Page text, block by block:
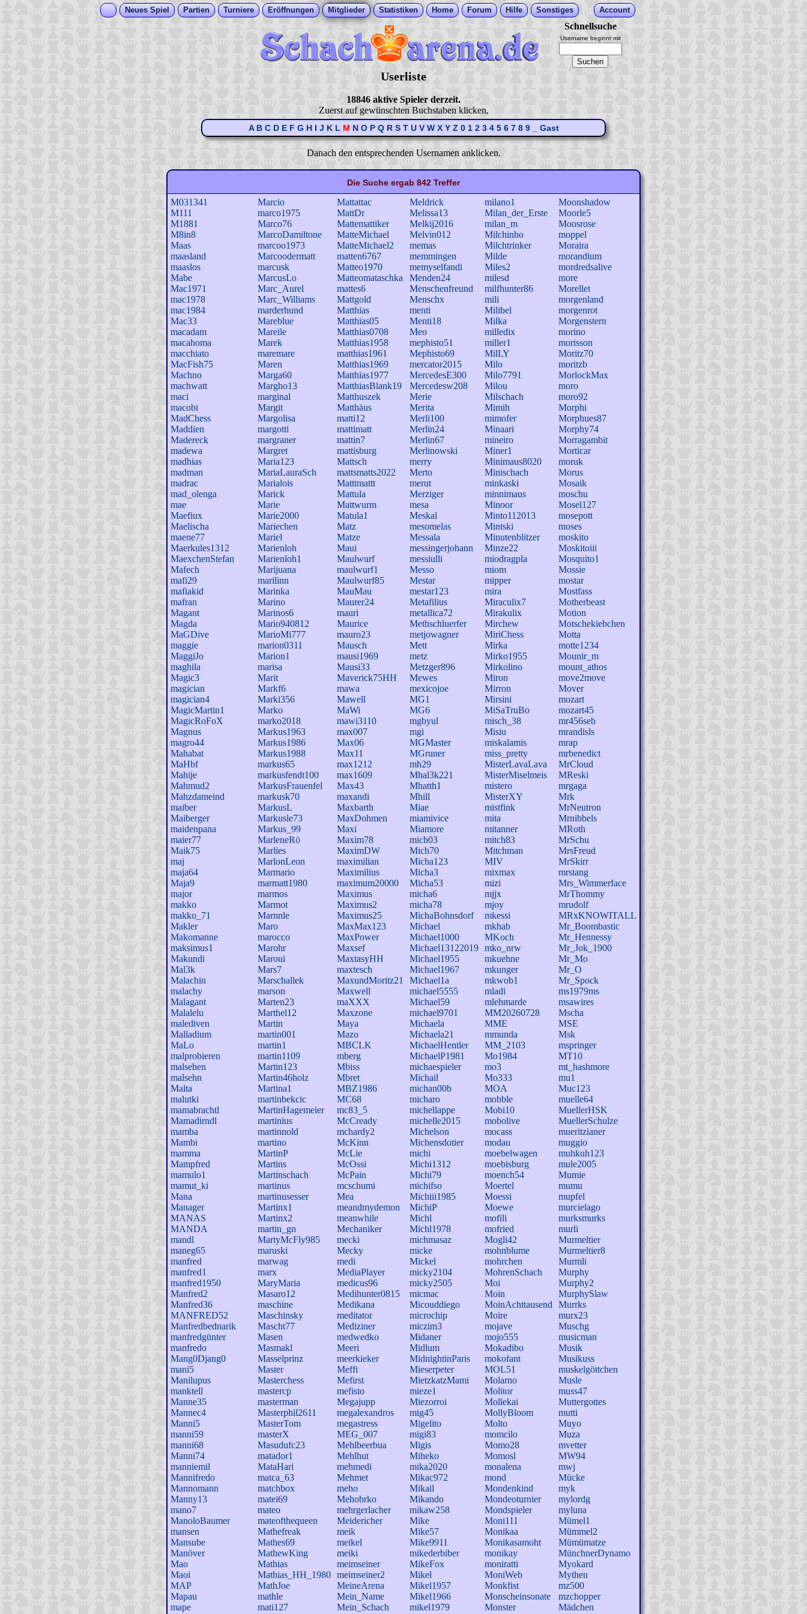
Neues Spiel Partien Turniere Eröffnungen Mitglieder Statistiken Home Forum Hilfe Sonstiges Account
Schnellsuche
Username beginnt mit
Userliste
18846 aktive Spieler derzeit.
Zuerst auf gewünschten Buchstaben klicken,
A B C D E F G H I J K L M N O P Q R S T U V W X Y Z 0 1 2 3 4 5 6 7 8 9 Gast
Danach den entsprechenden Usernamen anklicken.
Die Suche ergab 842 Treffer
M031341
M111
M1881
M8in8
Maas
maasland
maaslos
Mabe
Mac1971
mac1978
mac1984
Mac33
macadam
macahoma
macchiato
MacFish75
Machno
machwatt
maci
macobi
MadChess
Maddien
Madereck
madewa
madhias
madman
madrac
mad_olenga
mae
Maefiux
Maelischa
maene77
Maerkules1312
MaexchenStefan
Mafech
mafi29
mafiakid
mafran
Magant
Magda
MaGDive
maggie
MaggiJo
maghila
Magic3
magician
magician4
MagicMartin1
MagicRoFoX
Magnus
magro44
Mahabat
MaHbf
Mahije
Mahmud2
Mahzdameind
maiber
Maiberger
maidenpana
maier77
Maik75
maj
maja64
Maja9
major
makko
makko_71
Makler
Makomanne
maksimus1
Makundi
Mal3k
Malachin
malachy
Malagant
Malalelu
malediven
Malladium
MaLo
malprobieren
malsehen
malsehn
Malta
malutki
mamabrachtl
Mamadirndl
mamba
Mambi
mamma
Mampfred
mamulo1
mamut_ki
Mana
Manager
MANAS
MANDA
mandl
maneg65
manfred
manfred1
manfred1950
Manfred2
Manfred36
MANFRED52
Manfredbednarik
manfredgünter
manfredo
Mang0Djang0
mani5
Manilupus
manktell
Manne35
Mannec4
Manni5
manni59
manni68
Manni74
manniemil
Mannifredo
Mannomann
Manny13
mano7
ManoloBaumer
mansen
Mansube
Manöver
Mao
Maoi
MAP
Mapau
mape
Marcio
marco1975
Marco76
MarcoDamiltone
marcoo1973
Marcoodermatt
marcusk
MarcusLo
Marc_Aurel
Marc_Williams
marderhund
Mareblue
Mareile
Marek
maremare
Maren
Marga60
Margho13
marginal
Margit
Margolisa
margotti
margraner
Margret
Maria123
MariaLauraSch
Marialois
Marick
Marie
Marie2000
Mariechen
Mariel
Marienloh
Marienloh1
Marijuana
marilinn
Marinka
Marino
Marinos6
Mario940812
MarioMi777
marion0311
Marion1
marisa
Marit
Markf6
Marki356
Marko
marko2018
Markus1963
Markus1986
Markus1988
markus65
markusfendt100
MarkusFrauenfel
markusk70
MarkusL
Markusle73
Markus_99
MarleneRö
Marlies
MarlonLeon
Marmario
marmatt1980
marmos
Marmot
Marnnle
Maro
marocco
Marohr
Maroui
Mars7
Marschallek
marson
Marten23
Marthel12
Martin
martin001
martin1
martin1109
Martin123
Martin46holz
Martina1
martinbekcic
MartinHagemeier
martinius
martinnold
martino
MartinP
Martins
Martinschach
martinus
martinusesser
Martinx1
Martinx2
martin_gn
MartyMcFly985
maruski
marwag
marx
MaryMaria
Masaro12
maschine
Maschinsky
Mascht77
Masen
Masmakl
Masselprinz
Master
Masterchess
mastercp
masterman
Masterphil2611
MasterTom
masterX
Masudufc23
matador1
MataHari
matca_63
matchbox
matei69
mateo
mateofthequeen
Mathefreak
Mathes69
MathewKing
Mathias
Mathias_HH_1980
MathJoe
mathle
mati127
Mattattac
MattDr
Mattemattiker
MatteMichael
MatteMichael2
matten6767
Matteo1970
Matteomataschka
mattes6
Mattgold
Matthias
Matthias05
Matthias0708
Matthias1958
matthias1961
Matthias1969
Matthias1977
MatthiasBlank19
Matthuszek
Matthäus
matti12
mattimatt
mattin7
mattisburg
Mattsch
mattsmatts2022
Matttmattt
Mattula
Mattwurm
Matula1
Matz
Matze
Maui
Maulwurf
maulwurf1
Maulwurf85
MauMau
Maurer24
mauri
Maurice
mauro23
Mausch
mausi1969
Mausi33
Maverick75HH
mawa
Mawell
MaWi
mawi3110
max007
Max06
Max11
max1212
max1609
Max43
maxandi
Maxbarth
MaxDohmen
Maxi
Maxim78
MaximDW
maximilian
Maximilius
maximum20000
Maximus
Maximus2
Maximus25
MaxMax123
MaxPower
Maxsef
MaxtasyHH
maxtesch
MaxundMoritz21
Maxwell
maXXX
Maxzone
Maya
Mazo
MBCLK
mberg
Mbiss
Mbret
MBZ1986
MC68
mc83_5
McCready
mchardy2
McKinn
McLie
McOssi
McPain
mcschumi
Mea
meandmydemon
meanwhile
Mechaniker
mecki
Mecky
medi
MediaPlayer
medicus96
Medihunter0815
Medikana
meditator
Mediziner
medwedko
Meeri
meerkieker
Meffi
Mefirst
mefisto
Megajupp
megalexandros
megastress
MEG_007
Mehlbeerbua
Mehlhut
mehmedi
Mehmet
meho
Mehobrko
mehrgerlacher
Meidericher
meik
meikel
meiki
meimseiner
meimseiner2
MeineArena
Mein_Name
Mein_Schach
Meldrick
Melissa13
Melkij2016
Melvin012
memas
memmingen
memyselfandi
Menden24
Menschenfreund
Menschx
menti
Menti18
Meo
mephisto51
Mephisto69
mercator2015
MercedesE300
Mercedesw208
Merie
Merita
Merli100
Merlin24
Merlin67
Merlinowski
merry
Merto
merut
Merziger
mesa
Meskal
mesomelas
Messala
messingerjohann
messiulli
Messo
Mestar
mestar123
Metafilius
metallica72
Methschluerfer
metjowagner
Mett
metz
Metzger896
Mewes
mexicojoe
MG1
MG6
mgbyul
mgi
MGMaster
MGruner
mh29
Mhal3k221
Mhatth1
Mhill
Miae
miamivice
Miamore
mich03
Mich70
Micha123
Micha3
Micha53
micha6
micha78
MichaBohnsdorf
Michael
Michael1000
Michael13122019
Michael1955
Michael1967
Michael1a
michael5555
Michael59
michael9701
Michaela
Michaela21
MichaelHentler
MichaelP1981
michaespieler
Michail
michan00b
micharo
michellappe
michelle2015
Michelson
Michensdotier
michi
Michi1312
Michi79
michifso
Michiii1985
MichiP
Michl
Michl1978
michmasaz
micke
Mickel
micky2104
micky2505
micmac
Micouddiego
microchip
miczim3
Midaner
Midlum
MidnightinParis
Mieserpeter
MietzkatzMami
mieze1
Miezorroi
mig45
Migelito
migi83
Migis
Miheko
mika2020
Mikac972
Mikail
Mikando
mikaw258
Mike
Mike57
Mike9911
mikederbiber
MikeFox
Mikel
Mikel1957
Mikel1966
mikel1979
milano1
Milan_der_Erste
milan_m
Milchinho
Milchtrinker
Milde
Miles2
milesd
milfhunter86
mili
Milibel
Milka
milledix
miller1
MilLY
Milo
Milo7791
Milou
Milschach
Mimih
mimofer
Minaari
mineiro
Miner1
Minimaus8020
Minischach
minkaski
minnimaus
Minoor
Minto112013
Mintski
Minutenblitzer
Minze22
miodragpla
miom
mipper
mira
Miraculix7
Mirakulix
Mirchew
MiriChess
Mirka
Mirko1955
Mirkolino
Miron
Mirron
Mirsini
MiSaTruBo
misch_38
Misiu
miskalamis
miss_pretty
MisterLavaLava
MisterMiselmeis
mistero
MisterXY
mistfink
mita
mitanner
mitch83
Mitchman
MIV
mixmax
mizi
mjjx
mjoy
mkessi
mkhab
MKoch
mko_nrw
mkuehne
mkunger
mkwob1
mladi
mlehmarde
MM20260728
MME
mmunda
MM_2103
Mo1984
mo3
Mo333
MOA
mobble
Mobi10
mobolive
mocass
modau
moebelwagen
moebisburg
moench54
Moertel
Moessi
Moewe
mofili
mofried
Mogli42
mohnblume
mohrchen
MohrenSchach
Moi
Moin
MoinAchttausend
Moire
mojave
mojo555
Mokadibo
mokofant
MOL51
Molarno
Molitor
Mollekai
MollyBloom
Molto
momcilo
Momo28
Momosl
monalena
mond
Mondenkind
Mondeoturnier
Mondspieler
Moni111
Monikaa
Monikasamoht
monikay
moniratti
MoniWeb
Monkfist
Monscheinsonate
Monster
Moonshadow
Moorle5
Moosrose
moppel
Moraira
morandium
mordredsalive
more
Morellet
morgenland
morgenrot
Morgenstern
morino
morisson
Moritz70
moritzb
MorlockMax
moro
moro92
Morphi
Morphues87
Morphy74
Morragambit
Morticar
moruk
Morus
Mosaik
moschu
Mosel127
mosepott
moses
moskito
Moskitoiii
Mosquito1
Mossie
mostar
Mostfass
Motherbeast
Motion
Motschekiebchen
Motta
motte1234
Mounir_m
mount_athos
move2move
Mover
mozart
mozart45
mr456seb
mrandisls
mrap
mrbenedict
MrCloud
MReski
mrgaga
Mrk
MrNeutron
Mrnibbels
MRoth
MrSchu
MrsFreud
MrSkirr
mrstang
Mrs_Wimmerface
MrThommy
mrudolf
MRxKNOWITALL
Mr_Boombastic
Mr_Hennessy
Mr_Jok_1900
Mr_Mo
Mr_O
Mr_Spock
ms1979ms
msawires
Mscha
MSE
Msk
mspringer
MT10
mt_hashmore
mu1
Muc123
muelle64
MuellerHSK
MuellerSchulze
mueritzianer
muggio
muhkuh123
mule2005
Mumie
mumu
mupfel
murcielago
murksmurks
murli
Murmeltier
Murmeltier8
Murmli
Murphy
Murphy2
MurphySlaw
Murrks
murx23
Muschg
musicman
Musik
Musikuss
muskelgöttchen
Musle
muss47
Muttergottes
mutti
Muyo
Muza
mvetter
MW94
mwj
Mücke
myk
mylordg
myluna
Mümel1
Mümmel2
Mümümatze
MünchnerDynamo
Myokard
Mythen
mz500
mzchopper
Mädchen